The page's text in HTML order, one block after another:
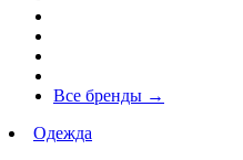
Все бренды →
Одежда